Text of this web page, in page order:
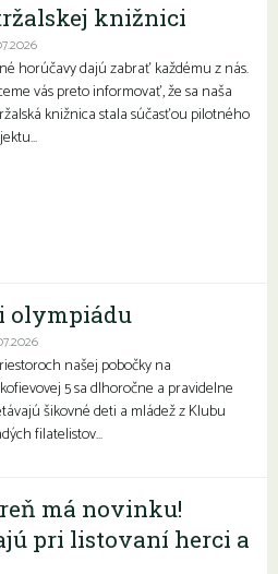
knižnici
horúčavy dajú zabrať každému z nás.
vás preto informovať, že sa naša
knižnica stala súčasťou pilotného
olympiádu
našej pobočky na
5 sa dlhoročne a pravidelne
šikovné deti a mládež z Klubu
filatelistov…
má novinku!
pri listovaní herci a